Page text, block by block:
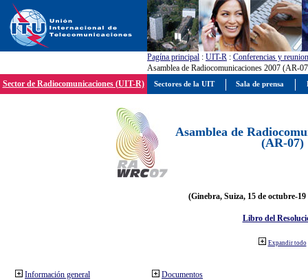
Pagína principal : UIT-R : Conferencias y
Asamblea de Radiocomunicaciones 2007 (AR-
Sector de Radiocomunicaciones (UIT-R)
Asamblea de
(AR-07)
(Ginebra, Suiza, 15 de octubre-19
Libro del
Expandir todo
Información general Documentos
Sectores de la UIT Sala de prensa